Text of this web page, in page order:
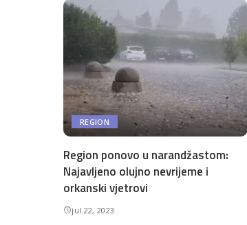
REGION
Region ponovo u narandžastom:
Najavljeno olujno nevrijeme i
orkanski vjetrovi
jul 22, 2023